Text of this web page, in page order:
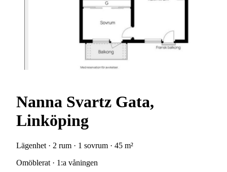
Nanna Svartz Gata,
Linköping
Lägenhet · 2 rum · 1 sovrum · 45 m²
Omöblerat · 1:a våningen